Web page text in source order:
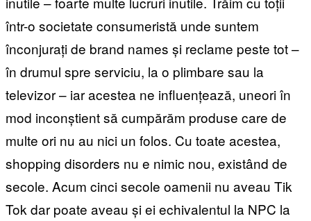
într-o societate consumeristă unde suntem
înconjurați de brand names și reclame peste tot –
în drumul spre serviciu, la o plimbare sau la
televizor – iar acestea ne influențează, uneori în
mod inconștient să cumpărăm produse care de
multe ori nu au nici un folos. Cu toate acestea,
shopping disorders nu e nimic nou, existând de
secole. Acum cinci secole oamenii nu aveau Tik
Tok dar poate aveau și ei echivalentul la NPC la